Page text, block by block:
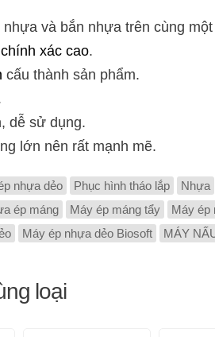
và bắn nhựa trên cùng một
xác cao.
cấu thành sản phẩm.
dễ sử dụng.
lớn nên rất mạnh mẽ.
nhựa dẻo Phục hình tháo lắp Nhựa
ép máng Máy ép máng tẩy Máy ép
Máy ép nhựa dẻo Biosoft MÁY
loại